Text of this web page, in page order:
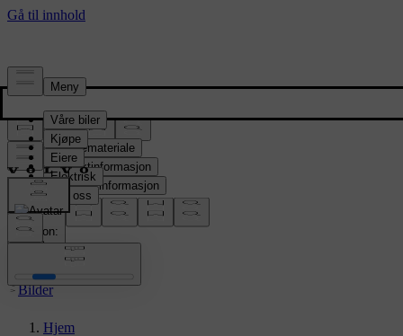
Presserom
Pressemateriale
Produktinformasjon
Selskapsinformasjon
Mediekontakter
location:
NO
Bilder
Hjem